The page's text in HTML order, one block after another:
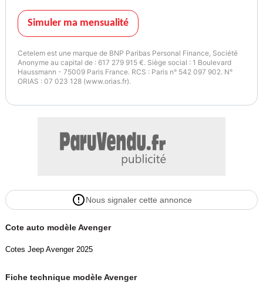
Simuler ma mensualité
Cetelem est une marque de BNP Paribas Personal Finance, Société
Anonyme au capital de : 617 279 915 €. Siège social : 1 Boulevard
Haussmann - 75009 Paris France. RCS : Paris n° 542 097 902. N°
ORIAS : 07 023 128 (www.orias.fr).
Nous signaler cette annonce
Cote auto modèle Avenger
Cotes Jeep Avenger 2025
Fiche technique modèle Avenger